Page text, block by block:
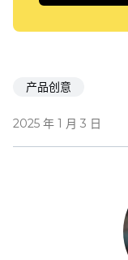
产品创意
2025 年 1 月 3 日